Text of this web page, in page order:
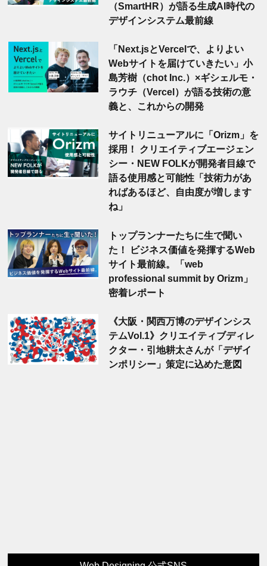
（SmartHR）が語る生成AI時代の
デザインシステム最前線
「Next.jsとVercelで、よりよい
Webサイトを届けていきたい」小
島芳樹（chot Inc.）×ギシェルモ・
ラウチ（Vercel）が語る技術の意
義と、これからの開発
サイトリニューアルに「Orizm」を
採用！ クリエイティブエージェン
シー・NEW FOLKが開発者目線で
語る使用感と可能性「技術力があ
ればあるほど、自由度が増します
ね」
トップランナーたちに生で聞い
た！ ビジネス価値を発揮するWeb
サイト最前線。「web
professional summit by Orizm」
密着レポート
《大阪・関西万博のデザインシス
テムVol.1》クリエイティブディレ
クター・引地耕太さんが「デザイ
ンポリシー」策定に込めた意図